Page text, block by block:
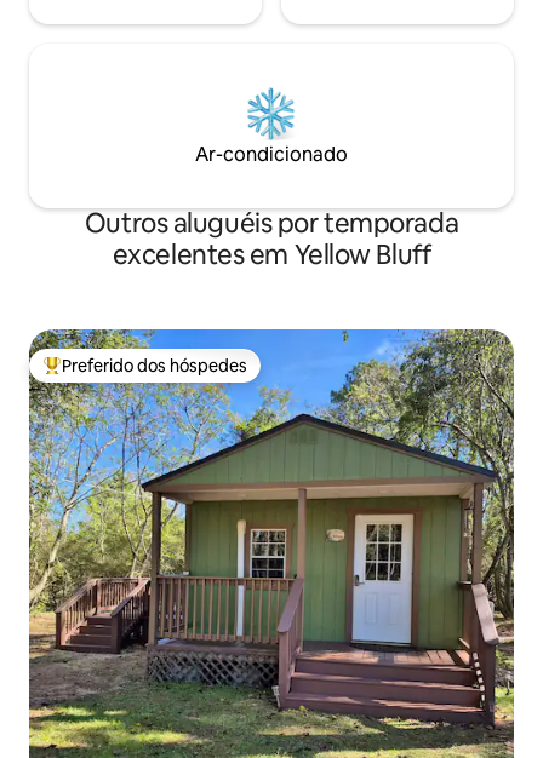
Ar-condicionado
Outros aluguéis por temporada
excelentes em Yellow Bluff
Entre os melhores preferidos dos hóspedes
Preferido dos hóspedes